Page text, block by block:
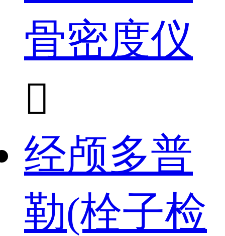
骨密度仪

经颅多普
勒(栓子检